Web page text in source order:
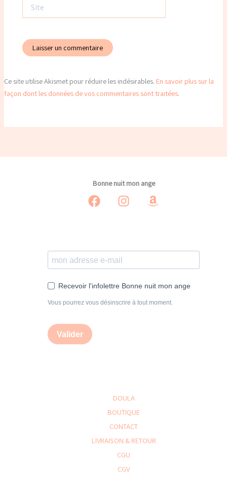
Ce site utilise Akismet pour réduire les indésirables. En savoir plus sur la
façon dont les données de vos commentaires sont traitées.
Bonne nuit mon ange
Recevoir l'infolettre Bonne nuit mon ange
Vous pourrez vous désinscrire à tout moment.
Valider
DOULA
BOUTIQUE
CONTACT
LIVRAISON & RETOUR
CGU
CGV